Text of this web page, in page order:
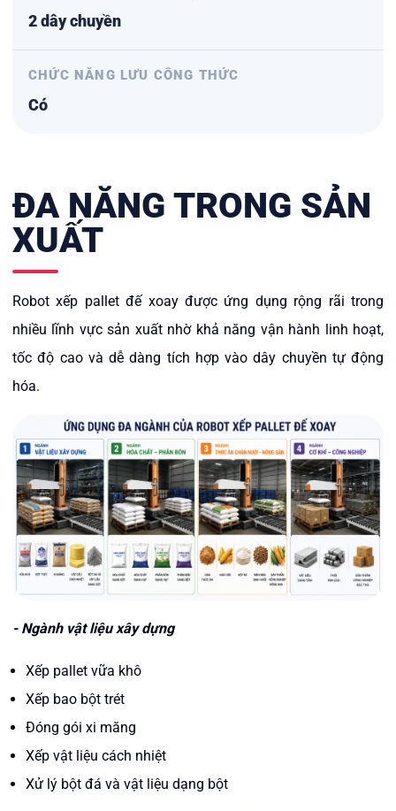
2 dây chuyền
CHỨC NĂNG LƯU CÔNG THỨC
Có
ĐA NĂNG TRONG SẢN
XUẤT
Robot xếp pallet đế xoay được ứng dụng rộng rãi trong
nhiều lĩnh vực sản xuất nhờ khả năng vận hành linh hoạt,
tốc độ cao và dễ dàng tích hợp vào dây chuyền tự động
hóa.
- Ngành vật liệu xây dựng
Xếp pallet vữa khô
Xếp bao bột trét
Đóng gói xi măng
Xếp vật liệu cách nhiệt
Xử lý bột đá và vật liệu dạng bột